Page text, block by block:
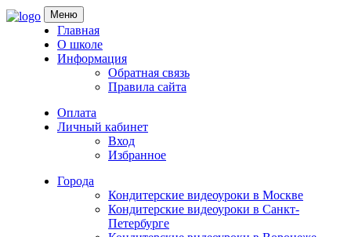
Skip
to
Меню
Главная
О школе
Информация
Обратная связь
Правила сайта
Оплата
Личный кабинет
Вход
Избранное
Города
Кондитерские видеоуроки в Москве
Кондитерские видеоуроки в Санкт-
Петербурге